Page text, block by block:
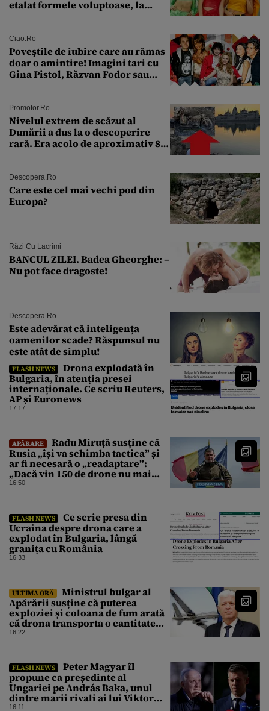
etalat formele voluptoase, la
Ciao.ro
Poveştile de iubire care au rămas
doar o amintire! Imagini tari cu
Gina Pistol, Răzvan Fodor sau
Promotor.ro
Nivelul extrem de scăzut al
Dunării a dus la o descoperire
rară. Era acolo de aproximativ 80
Descopera.ro
Care este cel mai vechi pod din
Europa?
Râzi Cu Lacrimi
BANCUL ZILEI. Badea Gheorghe: –
Nu pot face dragoste!
Descopera.ro
Este adevărat că inteligența
oamenilor scade? Răspunsul nu
este atât de simplu!
FLASH NEWS
Drona explodată în
Bulgaria, în atenția presei
internaționale. Ce scriu Reuters,
AP și Euronews
17:17
APĂRARE
Radu Miruță susține că
Rusia „își va schimba tactica” și
ar fi necesară o „readaptare”:
„Dacă vin 150 de drone nu mai
suntem pe timp de pace”
16:50
FLASH NEWS
Ce scrie presa din
Ucraina despre drona care a
explodat în Bulgaria, lângă
granița cu România
16:33
ULTIMA ORĂ
Ministrul bulgar al
Apărării susține că puterea
exploziei și coloana de fum arată
că drona transporta o cantitate
semnificativă de exploziv
16:22
FLASH NEWS
Peter Magyar îl
propune ca președinte al
Ungariei pe András Baka, unul
dintre marii rivali ai lui Viktor
Orbán
16:11